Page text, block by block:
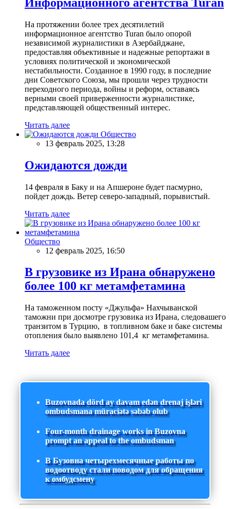
На протяжении более трех десятилетий
информационное агентство Turan было опорой
независимой журналистики в Азербайджане,
предоставляя объективные и надежные репортажи в
условиях политической и экономической
нестабильности. Созданное в 1990 году, в последние
дни Советского Союза, мы прошли через трудности
переходного периода, войны и реформ, оставаясь
верными своей приверженности журналистике,
представляющей общественный интерес.
Читать далее
Общество
13 февраль 2025, 13:28
Ожидаются дожди
14 февраля в Баку и на Апшероне будет пасмурно,
пойдет дождь. Ветер северо-западный, порывистый.
Читать далее
Общество
12 февраль 2025, 16:50
В грузовике из Ирана обнаружено
более 100 кг метамфетамина
На таможенном посту «Джульфа» Нахчыванской
таможни при досмотре грузовика из Ирана, следовашего
транзитом в Турцию, в топливном баке и баке системы
отопления было выявлено 101,4 кг метамфетамина.
Читать далее
Buzovnada dörd ay davam edən drenaj işləri
ombudsmana müraciətə səbəb olub
Four-month drainage works in Buzovna
prompt an appeal to the ombudsman
В Бузовна четырехмесячные работы по
водоотводу стали поводом для обращения
к омбудсмену